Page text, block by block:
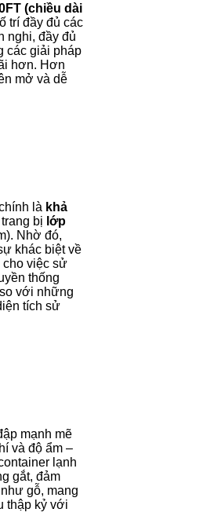
(chiều dài
trí đầy đủ các
nghi, đầy đủ
các giải pháp
hơn. Hơn
mở và dễ
là khả
bị lớp
Nhờ đó,
khác biệt về
cho việc sử
thống
với những
tích sử
mạnh mẽ
và độ ẩm –
lạnh
gắt, đảm
gỗ, mang
thập kỷ với